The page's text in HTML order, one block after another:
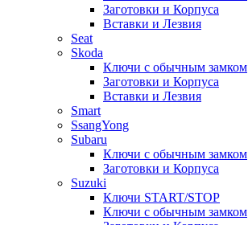
Заготовки и Корпуса
Вставки и Лезвия
Seat
Skoda
Ключи с обычным замком
Заготовки и Корпуса
Вставки и Лезвия
Smart
SsangYong
Subaru
Ключи с обычным замком
Заготовки и Корпуса
Suzuki
Ключи START/STOP
Ключи с обычным замком